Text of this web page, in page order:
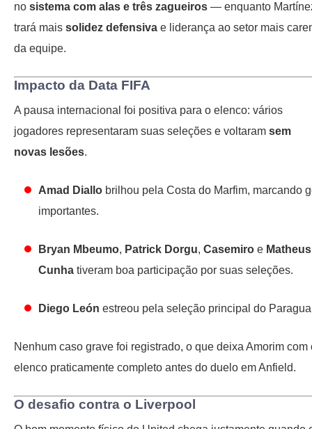
no sistema com alas e três zagueiros — enquanto
trará mais solidez defensiva e liderança ao setor mais
da equipe.
Impacto da Data FIFA
A pausa internacional foi positiva para o elenco: vários
jogadores representaram suas seleções e voltaram sem
novas lesões.
Amad Diallo brilhou pela Costa do Marfim, marcando
importantes.
Bryan Mbeumo, Patrick Dorgu, Casemiro e Matheus
Cunha tiveram boa participação por suas seleções.
Diego León estreou pela seleção principal do
Nenhum caso grave foi registrado, o que deixa Amorim com
elenco praticamente completo antes do duelo em Anfield.
O desafio contra o Liverpool